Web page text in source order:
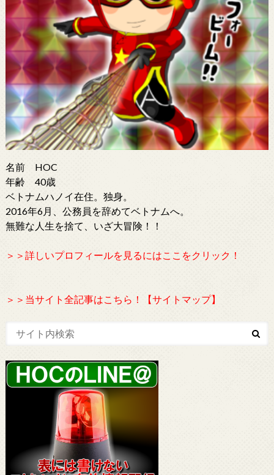
名前 HOC
年齢 40歳
ベトナムハノイ在住。独身。
2016年6月、公務員を辞めてベトナムへ。
無難な人生を捨て、いざ大冒険！！
＞＞詳しいプロフィールを見るにはここをクリック！
＞＞当サイト全記事はこちら！【サイトマップ】